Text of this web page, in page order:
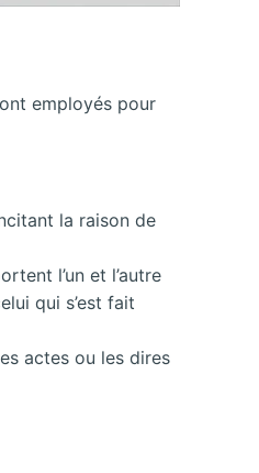
employés pour
la raison de
l’un et l’autre
qui s’est fait
actes ou les dires